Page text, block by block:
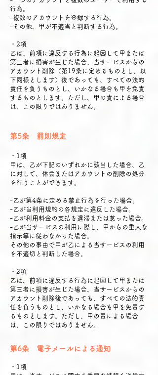
行為。
-複数のアカウントを登録する行為。
-その他、甲が不適当と判断する行為。
・2項
乙は、前項に違反する行為に起因して甲または
第三者に損害が生じた場合、当サービスからの
アカウント削除（第19条に定めるものとし、以
下同様とします）後であっても、すべての法的
責任を負うものとし、いかなる場合も甲を免責
するものとします。ただし、甲の責による場合
は、この限りではありません。
第5条 罰則規定
・1項
甲は、乙が下記のいずれかに該当した場合、乙
に対して、休会またはアカウントの削除の処分
を行うことができます。
-乙が第4条に定める禁止行為を行った場合。
-乙が当利用規約の各規定に違反した場合。
-乙が利用料金の支払を遅滞または怠った場合。
-乙が当サービスの利用に際し、甲からの重大な
指示等に従わなかった場合。
その他の事由で甲が乙による当サービスの利用
を不適切と判断した場合。
・2項
乙は、前項に違反する行為に起因して甲または
第三者に損害が生じた場合、当サービスからの
アカウント削除後であっても、すべての法的責
任を負うものとし、いかなる場合も甲を免責す
るものとします。ただし、甲の責による場合
は、この限りではありません。
第6条 電子メールによる通知
・1項